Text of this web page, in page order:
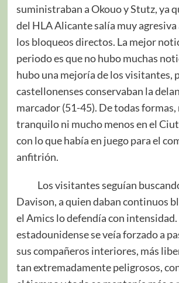
suministraban a Okouo y Stutz, ya
del HLA Alicante salía muy agresiva
los bloqueos directos. La mejor
periodo es que no hubo muchas
hubo una mejoría de los visitantes,
castellonenses conservaban la
marcador (51-45). De todas formas,
tranquilo ni mucho menos en el
con lo que había en juego para el
anfitrión.
Los visitantes seguían
Davison, a quien daban continuos
el Amics lo defendía con intensidad.
estadounidense se veía forzado a
sus compañeros interiores, más
tan extremadamente peligrosos,